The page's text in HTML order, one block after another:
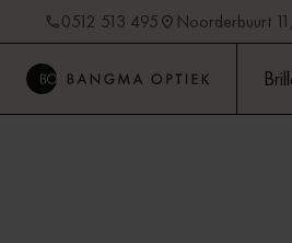
0512 513 495 Noorderbuurt